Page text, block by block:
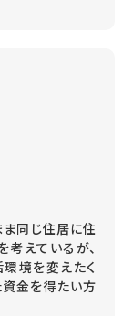
ま同じ住居に住
えているが、
境を変えたく
資金を得たい方